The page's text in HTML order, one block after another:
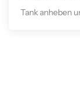
Tank anheben